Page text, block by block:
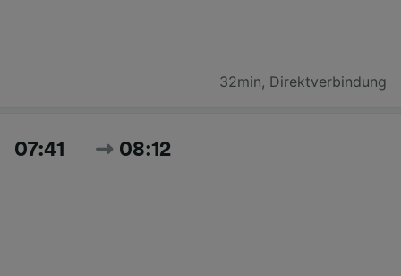
32min, Direktverbindung
07:41 08:12